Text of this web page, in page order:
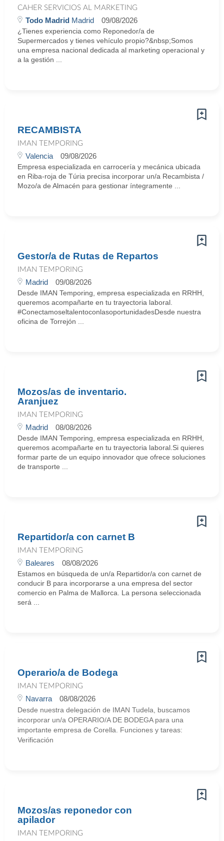
CAHER SERVICIOS AL MARKETING
Todo Madrid Madrid 09/08/2026
¿Tienes experiencia como Reponedor/a de
Supermercados y tienes vehículo propio?&nbsp;Somos
una empresa nacional dedicada al marketing operacional y
a la gestión ...
RECAMBISTA
IMAN TEMPORING
Valencia 09/08/2026
Empresa especializada en carrocería y mecánica ubicada
en Riba-roja de Túria precisa incorporar un/a Recambista /
Mozo/a de Almacén para gestionar íntegramente ...
Gestor/a de Rutas de Repartos
IMAN TEMPORING
Madrid 09/08/2026
Desde IMAN Temporing, empresa especializada en RRHH,
queremos acompañarte en tu trayectoria laboral.
#ConectamoseltalentoconlasoportunidadesDesde nuestra
oficina de Torrejón ...
Mozos/as de inventario.
Aranjuez
IMAN TEMPORING
Madrid 08/08/2026
Desde IMAN Temporing, empresa especializada en RRHH,
queremos acompañarte en tu trayectoria laboral.Si quieres
formar parte de un equipo innovador que ofrece soluciones
de transporte ...
Repartidor/a con carnet B
IMAN TEMPORING
Baleares 08/08/2026
Estamos en búsqueda de un/a Repartidor/a con carnet de
conducir B para incorporarse a una empresa del sector
comercio en Palma de Mallorca. La persona seleccionada
será ...
Operario/a de Bodega
IMAN TEMPORING
Navarra 08/08/2026
Desde nuestra delegación de IMAN Tudela, buscamos
incorporar un/a OPERARIO/A DE BODEGA para una
importante empresa de Corella. Funciones y tareas:
Verificación
Mozos/as reponedor con
apilador
IMAN TEMPORING